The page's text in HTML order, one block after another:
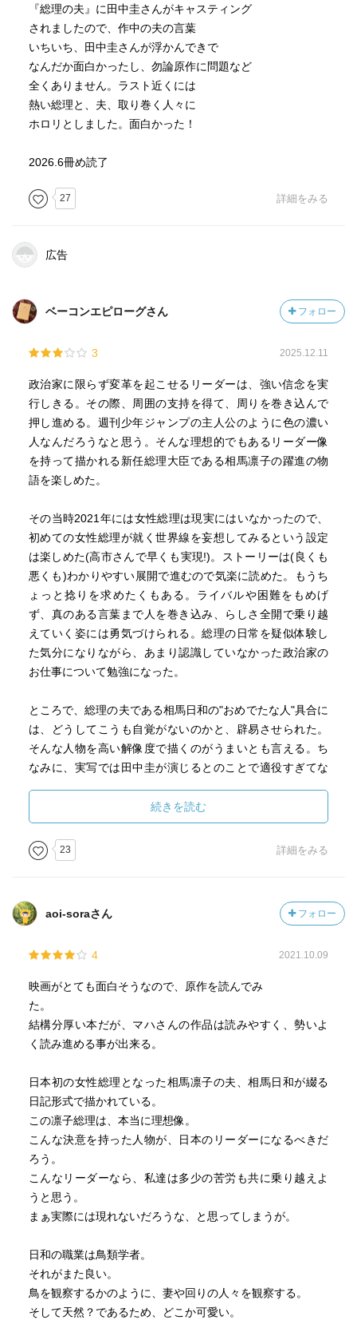
『総理の夫』に田中圭さんがキャスティング
されましたので、作中の夫の言葉
いちいち、田中圭さんが浮かんできで
なんだか面白かったし、勿論原作に問題など
全くありません。ラスト近くには
熱い総理と、夫、取り巻く人々に
ホロリとしました。面白かった！
2026.6冊め読了
27 詳細をみる
広告
ベーコンエピローグさん フォロー
3 2025.12.11
政治家に限らず変革を起こせるリーダーは、強い信念を実
行しきる。その際、周囲の支持を得て、周りを巻き込んで
押し進める。週刊少年ジャンプの主人公のように色の濃い
人なんだろうなと思う。そんな理想的でもあるリーダー像
を持って描かれる新任総理大臣である相馬凛子の躍進の物
語を楽しめた。
その当時2021年には女性総理は現実にはいなかったので、
初めての女性総理が就く世界線を妄想してみるという設定
は楽しめた(高市さんで早くも実現!)。ストーリーは(良くも
悪くも)わかりやすい展開で進むので気楽に読めた。もうち
ょっと捻りを求めたくもある。ライバルや困難をもめげ
ず、真のある言葉まで人を巻き込み、らしさ全開で乗り越
えていく姿には勇気づけられる。総理の日常を疑似体験し
た気分になりながら、あまり認識していなかった政治家の
お仕事について勉強になった。
ところで、総理の夫である相馬日和の"おめでたな人"具合に
は、どうしてこうも自覚がないのかと、辟易させられた。
そんな人物を高い解像度で描くのがうまいとも言える。ち
なみに、実写では田中圭が演じるとのことで適役すぎてな
続きを読む
23 詳細をみる
aoi-soraさん フォロー
4 2021.10.09
映画がとても面白そうなので、原作を読んでみ
た。
結構分厚い本だが、マハさんの作品は読みやすく、勢いよ
く読み進める事が出来る。
日本初の女性総理となった相馬凛子の夫、相馬日和が綴る
日記形式で描かれている。
この凛子総理は、本当に理想像。
こんな決意を持った人物が、日本のリーダーになるべきだ
ろう。
こんなリーダーなら、私達は多少の苦労も共に乗り越えよ
うと思う。
まぁ実際には現れないだろうな、と思ってしまうが。
日和の職業は鳥類学者。
それがまた良い。
鳥を観察するかのように、妻や回りの人々を観察する。
そして天然？であるため、どこか可愛い。